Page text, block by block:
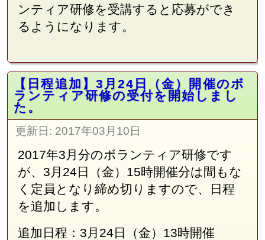
ンティア研修を受講すると応募ができ
るようになります。
【日程追加】3月24日（金）開催のボ
ランティア研修の受付を開始しまし
た。
更新日: 2017年03月10日
2017年3月分のボランティア研修です
が、3月24日（金）15時開催分は間もな
く定員となり締め切りますので、日程
を追加します。
追加日程：3月24日（金）13時開催